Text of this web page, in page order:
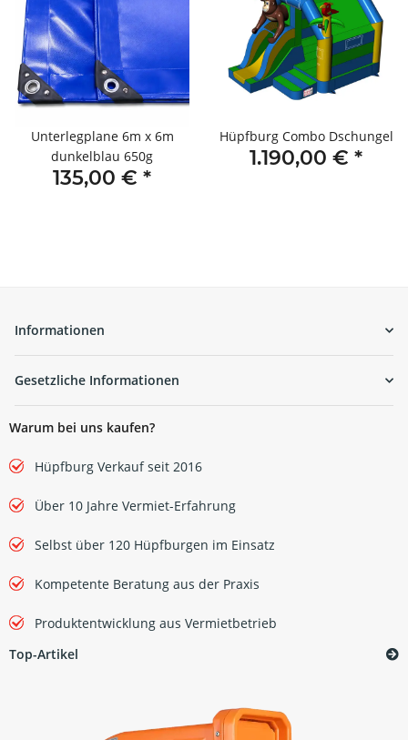
Unterlegplane 6m x 6m
dunkelblau 650g
135,00 € *
Hüpfburg Combo Dschungel
1.190,00 € *
Informationen
Gesetzliche Informationen
Warum bei uns kaufen?
Hüpfburg Verkauf seit 2016
Über 10 Jahre Vermiet-Erfahrung
Selbst über 120 Hüpfburgen im Einsatz
Kompetente Beratung aus der Praxis
Produktentwicklung aus Vermietbetrieb
Top-Artikel